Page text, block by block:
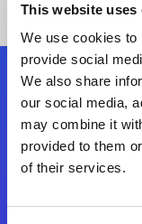
This website uses
We use cookies to
provide social
We also share
our social media,
may combine it
provided to them
of their services.
フォローする